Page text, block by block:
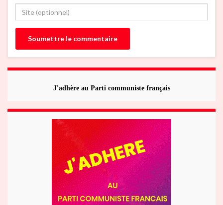
J'adhère au Parti communiste français